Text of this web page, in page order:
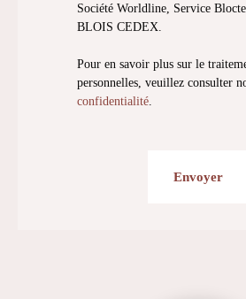
Société Worldline, Service
BLOIS CEDEX.
Pour en savoir plus sur le
personnelles, veuillez consulter
confidentialité.
Envoyer